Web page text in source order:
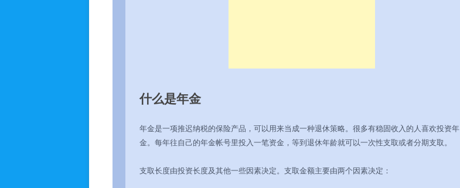
什么是年金
年金是一项推迟纳税的保险产品，可以用来当成一种退休策略。很多有稳固收入的人喜欢投资年
金。每年往自己的年金帐号里投入一笔资金，等到退休年龄就可以一次性支取或者分期支取。
支取长度由投资长度及其他一些因素决定。支取金额主要由两个因素决定：